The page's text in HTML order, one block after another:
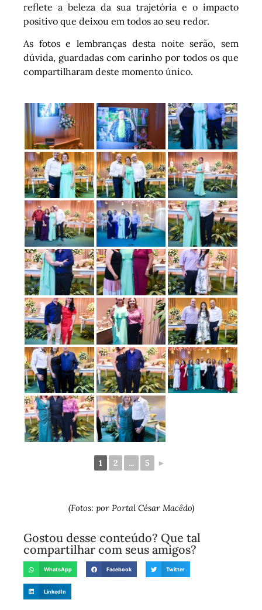
reflete a beleza da sua trajetória e o impacto
positivo que deixou em todos ao seu redor.
As fotos e lembranças desta noite serão, sem
dúvida, guardadas com carinho por todos os que
compartilharam deste momento único.
1 2 ... 5 ►
(Fotos: por Portal César Macêdo)
Gostou desse conteúdo? Que tal
compartilhar com seus amigos?
WhatsApp Facebook Twitter
LinkedIn